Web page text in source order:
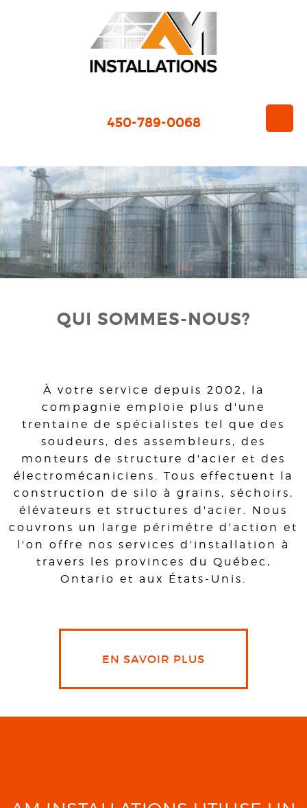
450-789-0068
QUI SOMMES-NOUS?
À votre service depuis 2002, la
compagnie emploie plus d'une
trentaine de spécialistes tel que des
soudeurs, des assembleurs, des
monteurs de structure d'acier et des
électromécaniciens. Tous effectuent la
construction de silo à grains, séchoirs,
élévateurs et structures d'acier. Nous
couvrons un large périmétre d'action et
l'on offre nos services d'installation à
travers les provinces du Québec,
Ontario et aux États-Unis.
EN SAVOIR PLUS